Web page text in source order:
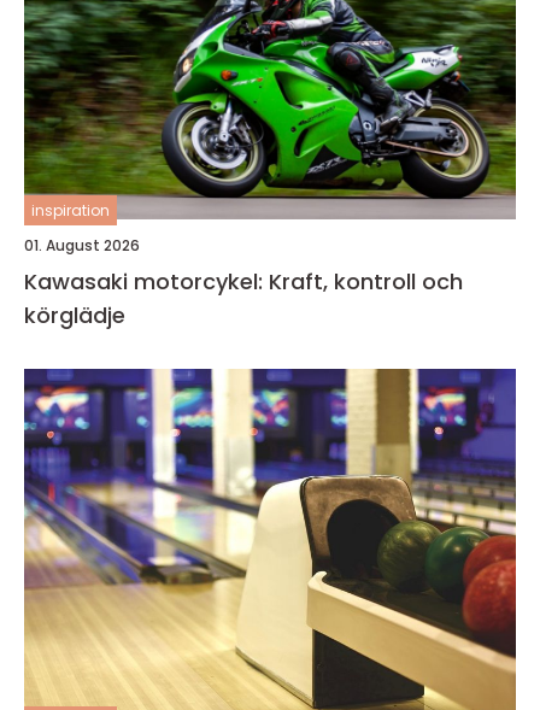
inspiration
01. August 2026
Kawasaki motorcykel: Kraft, kontroll och
körglädje